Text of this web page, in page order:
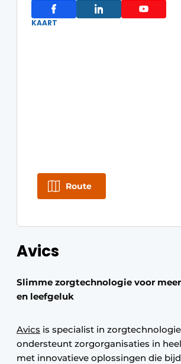
Video’s
Avics
Slimme zorgtechnologie voor
en leefgeluk
Avics is specialist in
ondersteunt zorgorganisaties in
met innovatieve oplossingen die
KAART
Route